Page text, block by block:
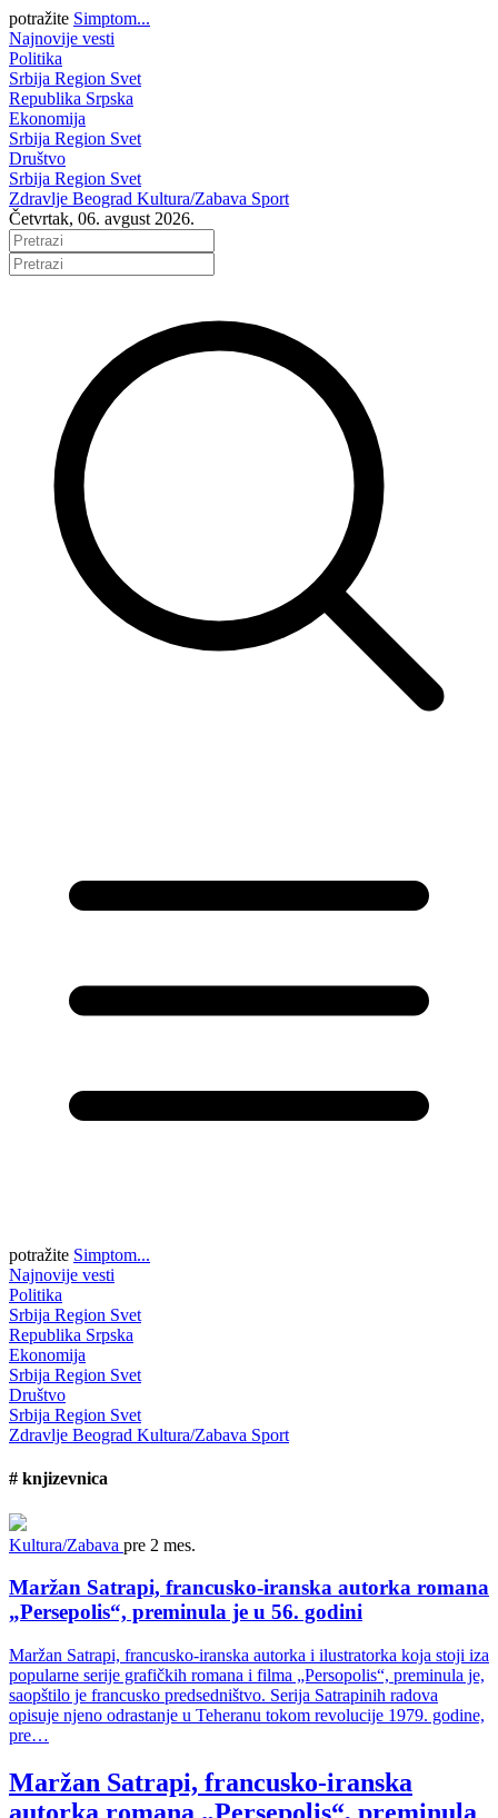
potražite Simptom...
Najnovije vesti
Politika
Srbija Region Svet
Republika Srpska
Ekonomija
Srbija Region Svet
Društvo
Srbija Region Svet
Zdravlje Beograd Kultura/Zabava Sport
Četvrtak, 06. avgust 2026.
potražite Simptom...
Najnovije vesti
Politika
Srbija Region Svet
Republika Srpska
Ekonomija
Srbija Region Svet
Društvo
Srbija Region Svet
Zdravlje Beograd Kultura/Zabava Sport
# knjizevnica
Kultura/Zabava pre 2 mes.
Maržan Satrapi, francusko-iranska autorka romana
„Persepolis“, preminula je u 56. godini
Maržan Satrapi, francusko-iranska autorka i ilustratorka koja stoji iza
popularne serije grafičkih romana i filma „Persopolis“, preminula je,
saopštilo je francusko predsedništvo. Serija Satrapinih radova
opisuje njeno odrastanje u Teheranu tokom revolucije 1979. godine,
pre…
Maržan Satrapi, francusko-iranska